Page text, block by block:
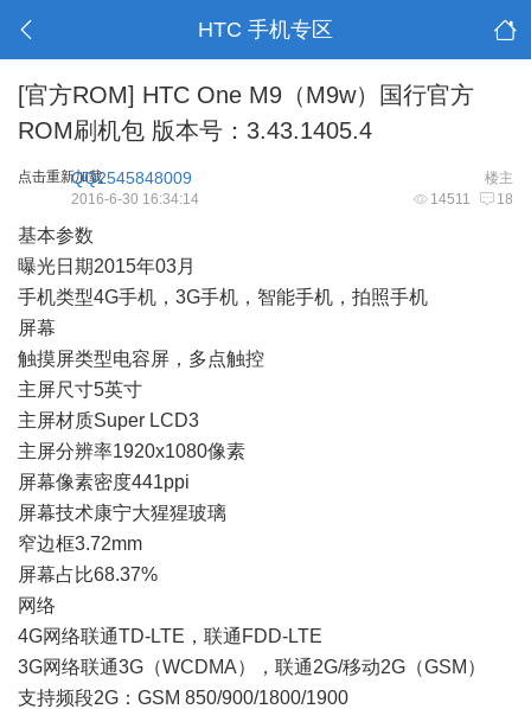
HTC 手机专区
[官方ROM] HTC One M9（M9w）国行官方
ROM刷机包 版本号：3.43.1405.4
点击重新加载 楼主
QQ2545848009
14511 18
2016-6-30 16:34:14
基本参数
曝光日期2015年03月
手机类型4G手机，3G手机，智能手机，拍照手机
屏幕
触摸屏类型电容屏，多点触控
主屏尺寸5英寸
主屏材质Super LCD3
主屏分辨率1920x1080像素
屏幕像素密度441ppi
屏幕技术康宁大猩猩玻璃
窄边框3.72mm
屏幕占比68.37%
网络
4G网络联通TD-LTE，联通FDD-LTE
3G网络联通3G（WCDMA），联通2G/移动2G（GSM）
支持频段2G：GSM 850/900/1800/1900